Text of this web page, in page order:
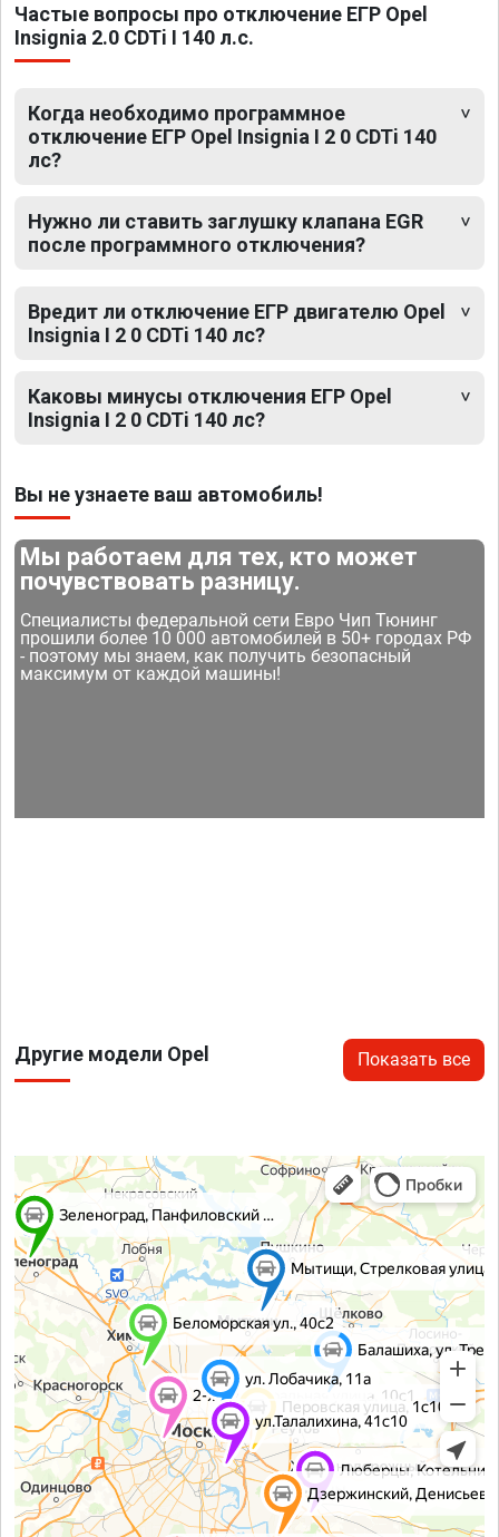
Частые вопросы про отключение ЕГР Opel
Insignia 2.0 CDTi I 140 л.с.
Когда необходимо программное
отключение ЕГР Opel Insignia I 2 0 CDTi 140
лс?
Нужно ли ставить заглушку клапана EGR
после программного отключения?
Вредит ли отключение ЕГР двигателю Opel
Insignia I 2 0 CDTi 140 лс?
Каковы минусы отключения ЕГР Opel
Insignia I 2 0 CDTi 140 лс?
Вы не узнаете ваш автомобиль!
Мы работаем для тех, кто может
почувствовать разницу.
Специалисты федеральной сети Евро Чип Тюнинг
прошили более 10 000 автомобилей в 50+ городах РФ
- поэтому мы знаем, как получить безопасный
максимум от каждой машины!
Другие модели Opel Показать все